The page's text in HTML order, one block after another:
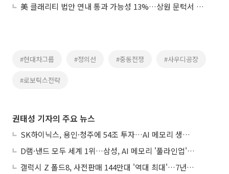
美 클래리티 법안 연내 통과 가능성 13%…상원 문턱서 제동
#현대차그룹 #정의선 #중동전쟁 #사우디공장
#로보틱스전략
권태성 기자의 주요 뉴스
SK하이닉스, 용인·청주에 54조 투자…AI 메모리 생산기지 키운다
D램·낸드 모두 세계 1위…삼성, AI 메모리 '풀라인업'으로 승부
갤럭시 Z 폴드8, 사전판매 144만대 '역대 최대'…7년만에 갤노트10 기록 넘어